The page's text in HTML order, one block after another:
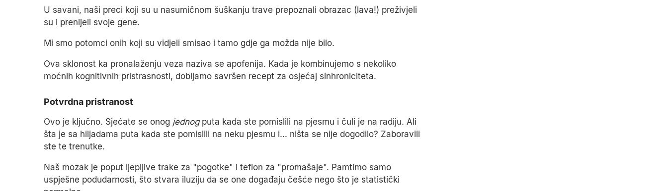
U savani, naši preci koji su u nasumičnom šuškanju trave prepoznali obrazac (lava!) preživjeli
su i prenijeli svoje gene.
Mi smo potomci onih koji su vidjeli smisao i tamo gdje ga možda nije bilo.
Ova sklonost ka pronalaženju veza naziva se apofenija. Kada je kombinujemo s nekoliko
moćnih kognitivnih pristrasnosti, dobijamo savršen recept za osjećaj sinhroniciteta.
Potvrdna pristranost
Ovo je ključno. Sjećate se onog jednogputa kada ste pomislili na pjesmu i čuli je na radiju. Ali
šta je sa hiljadama puta kada ste pomislili na neku pjesmu i... ništa se nije dogodilo? Zaboravili
ste te trenutke.
Naš mozak je poput ljepljive trake za "pogotke" i teflon za "promašaje". Pamtimo samo
uspješne podudarnosti, što stvara iluziju da se one događaju češće nego što je statistički